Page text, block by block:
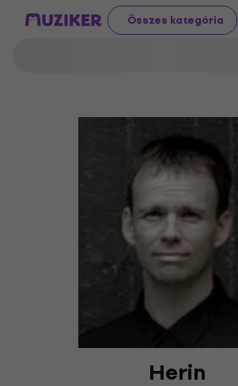
Összes kategória
Herin